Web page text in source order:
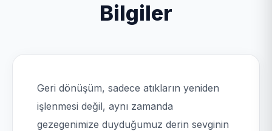
Bilgiler
Geri dönüşüm, sadece atıkların yeniden
işlenmesi değil, aynı zamanda
gezegenimize duyduğumuz derin sevginin